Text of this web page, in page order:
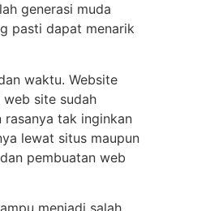
generasi muda
pasti dapat menarik
waktu. Website
site sudah
rasanya tak inginkan
lewat situs maupun
pembuatan web